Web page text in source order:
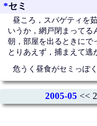
*セミ
昼ころ，スパゲティを
いうか，網戸閉まって
朝，部屋を出るときにで
とりあえず，捕まえて逃
危うく昼食がセミっぽ
2005-05 <<